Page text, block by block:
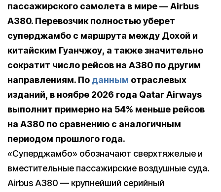
пассажирского самолета в мире — Airbus
A380. Перевозчик полностью уберет
суперджамбо с маршрута между Дохой и
китайским Гуанчжоу, а также значительно
сократит число рейсов на A380 по другим
направлениям. По данным отраслевых
изданий, в ноябре 2026 года Qatar Airways
выполнит примерно на 54% меньше рейсов
на A380 по сравнению с аналогичным
периодом прошлого года.
«Суперджамбо» обозначают сверхтяжелые и
вместительные пассажирские воздушные суда.
Airbus A380 — крупнейший серийный